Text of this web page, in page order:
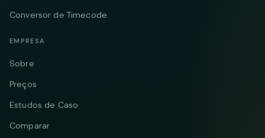
Conversor de Timecode
EMPRESA
Sobre
Preços
Estudos de Caso
Comparar